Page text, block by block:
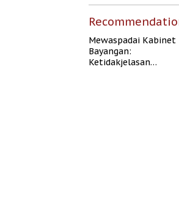
Mewaspadai Kabinet
Bayangan:
Ketidakjelasan